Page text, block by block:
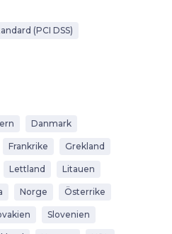
(PCI DSS)
Danmark
Frankrike Grekland
Lettland Litauen
Norge Österrike
Slovenien